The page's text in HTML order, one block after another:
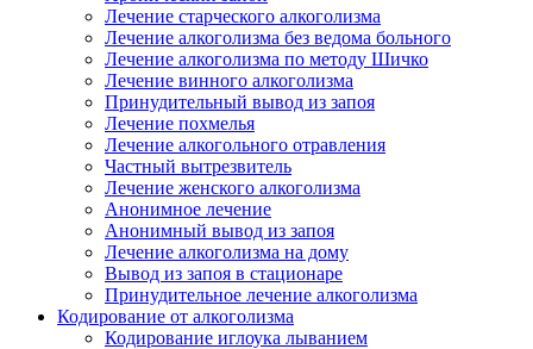
Лечение старческого алкоголизма
Лечение алкоголизма без ведома больного
Лечение алкоголизма по методу Шичко
Лечение винного алкоголизма
Принудительный вывод из запоя
Лечение похмелья
Лечение алкогольного отравления
Частный вытрезвитель
Лечение женского алкоголизма
Анонимное лечение
Анонимный вывод из запоя
Лечение алкоголизма на дому
Вывод из запоя в стационаре
Принудительное лечение алкоголизма
Кодирование от алкоголизма
Кодирование иглоука лыванием